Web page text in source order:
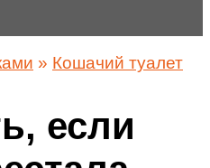
» Кошачий туалет
если